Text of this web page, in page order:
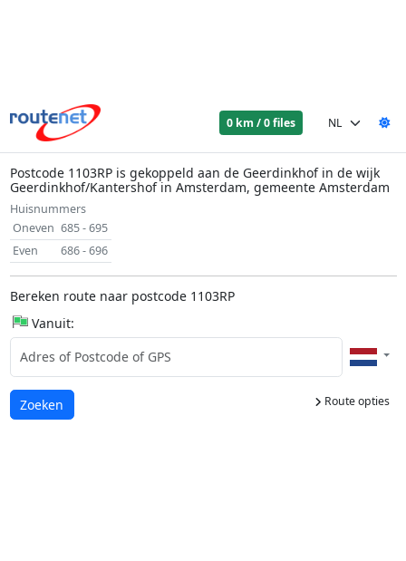
0 km / 0 files
Postcode 1103RP is gekoppeld aan de Geerdinkhof in de wijk
Geerdinkhof/Kantershof in Amsterdam, gemeente Amsterdam
Huisnummers
Oneven 685 - 695
Even
686 - 696
Bereken route naar postcode 1103RP
Vanuit:
Route opties
Laden...
Zoeken